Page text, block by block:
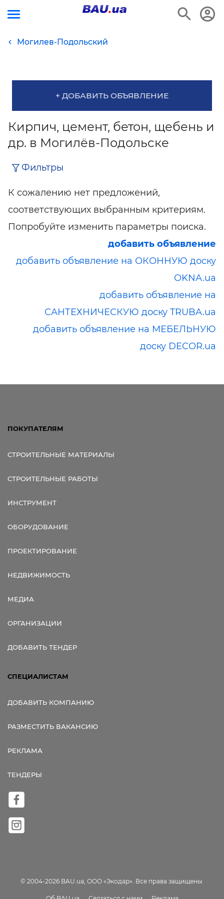
Могилев-Подольский
+ ДОБАВИТЬ ОБЪЯВЛЕНИЕ
Кирпич, цемент, бетон, щебень и
др. в Могилёв-Подольске
Фильтры
К сожалению нет предложений,
соответствующих выбранным критериям.
Попробуйте изменить параметры поиска.
добавить объявление
добавить объявление на ОКОННУЮ доску
OKNA.ua
добавить объявление на
САНТЕХНИЧЕСКУЮ доску TRUBA.ua
добавить объявление на МЕБЕЛЬНУЮ
доску DECOR.ua
ПОКУПАТЕЛЯМ
СТРОИТЕЛЬНЫЕ МАТЕРИАЛЫ
СТРОИТЕЛЬНЫЕ РАБОТЫ
ИНСТРУМЕНТ
ОБОРУДОВАНИЕ
ПРОЕКТИРОВАНИЕ
НЕДВИЖИМОСТЬ
МЕДИА
ОРГАНИЗАЦИИ
ДОБАВИТЬ ТЕНДЕР
СПЕЦИАЛИСТАМ
ДОБАВИТЬ КОМПАНИЮ
РАЗМЕСТИТЬ ВАКАНСИЮ
РЕКЛАМА
ТЕНДЕРЫ
© 2004-2026 BAU.ua, ООО «Экодар». Все права защищены.